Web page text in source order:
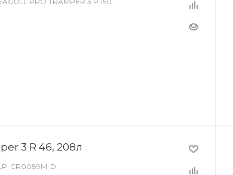
3 R 46, 208л
CR0089M-D